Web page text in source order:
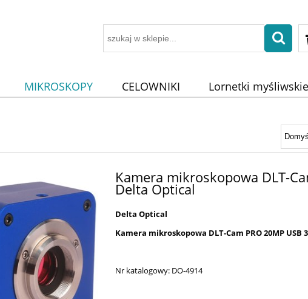
MIKROSKOPY CELOWNIKI Lornetki myśliwskie
Kamera mikroskopowa DLT-
Delta Optical
Delta Optical
Kamera mikroskopowa DLT-Cam PRO 20MP USB
Nr katalogowy: DO-4914